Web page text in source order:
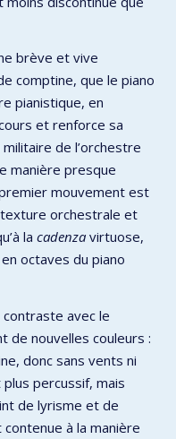
brève et vive
comptine, que le piano
pianistique, en
et renforce sa
de l’orchestre
manière presque
mouvement est
orchestrale et
la cadenza virtuose,
octaves du piano
contraste avec le
de nouvelles couleurs :
donc sans vents ni
plus percussif, mais
de lyrisme et de
à la manière